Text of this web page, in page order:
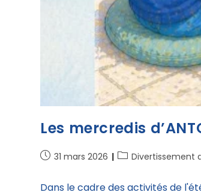
Les mercredis
31 mars 2026 Divertissement
Dans le cadre des activités de